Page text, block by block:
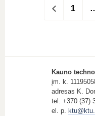
< 1
Kauno
įm. k.
adresas K.
tel. +370 (37)
el. p.